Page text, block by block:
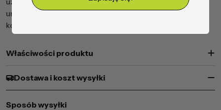
umieszczony w środku, zapewnisz sobie wysoki komfort
korzystania przez cały ten czas.
Właściwości produktu
Dostawa i koszt wysyłki
Sposób wysyłki